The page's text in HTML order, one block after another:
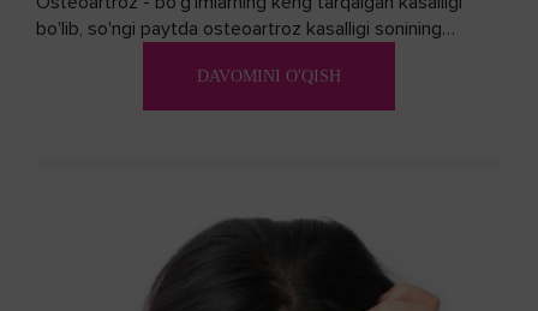
bo'lib, so'ngi paytda osteoartroz kasalligi sonining
DAVOMINI O'QISH